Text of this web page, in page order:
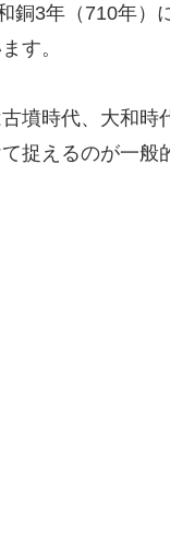
銅3年（710年）
す。
墳時代、大和時
捉えるのが一般